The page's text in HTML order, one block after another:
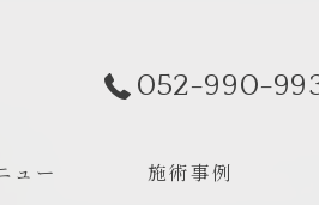
052-990-
ュー 施術事例